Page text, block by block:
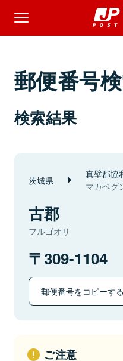
郵便番号
検索結果
茨城県 真壁郡協
マカベグ
古郡
フルゴオリ
309-1104
郵便番号をコピーする
ご注意